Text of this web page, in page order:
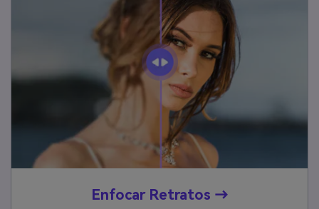
Enfocar Retratos →